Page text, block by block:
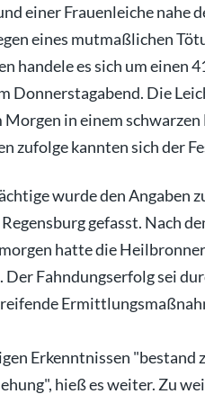
einer Frauenleiche
eines mutmaßlichen
handele es sich um einen
Donnerstagabend. Die
Morgen in einem
zufolge kannten sich der
wurde den Angaben
gefasst. Nach
hatte die
Fahndungserfolg sei
Erkenntnissen "bestand
hieß es weiter. Zu